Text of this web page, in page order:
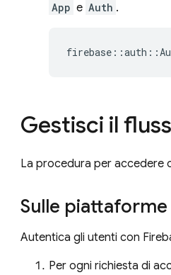
App e Auth .
firebase ::auth ::
Gestisci il
La procedura per accedere
Sulle
Autentica gli utenti con
Per ogni richiesta di